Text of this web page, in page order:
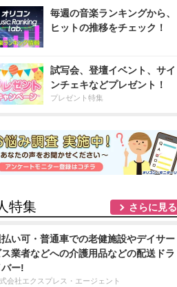
毎週の音楽ランキングから、
ヒットの推移をチェック！
試写会、登壇イベント、サイ
ンチェキなどプレゼント！
プレゼント特集
特集 さらに見る
い可・普通車での老健施設やデイサー
ス業者などへの介護用品などの配送ドラ
バー!
会社エクスプレス・エージェント